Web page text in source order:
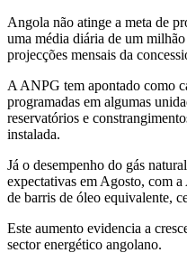
Angola não atinge a meta de
uma média diária de um
projecções mensais da
A ANPG tem apontado como
programadas em algumas
reservatórios e
instalada.
Já o desempenho do gás
expectativas em Agosto, com
de barris de óleo equivalente,
Este aumento evidencia a
sector energético angolano.